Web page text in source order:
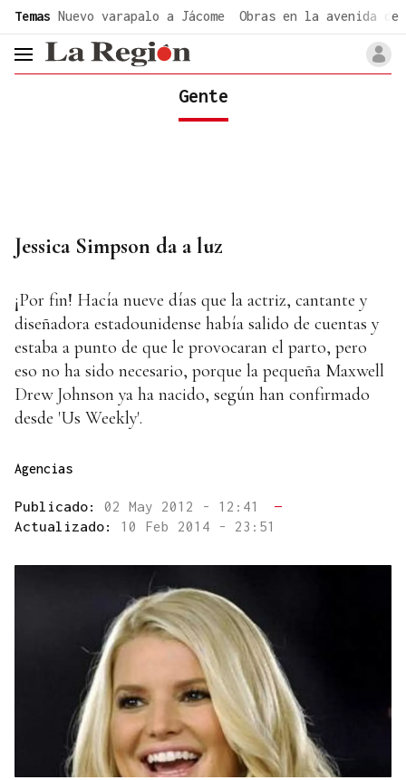
Temas Nuevo varapalo a Jácome Obras en la avenida de
header.menu.open
Gente
Jessica Simpson da a luz
¡Por fin! Hacía nueve días que la actriz, cantante y
diseñadora estadounidense había salido de cuentas y
estaba a punto de que le provocaran el parto, pero
eso no ha sido necesario, porque la pequeña Maxwell
Drew Johnson ya ha nacido, según han confirmado
desde 'Us Weekly'.
Agencias
Publicado: 02 May 2012 - 12:41
—
Actualizado: 10 Feb 2014 - 23:51